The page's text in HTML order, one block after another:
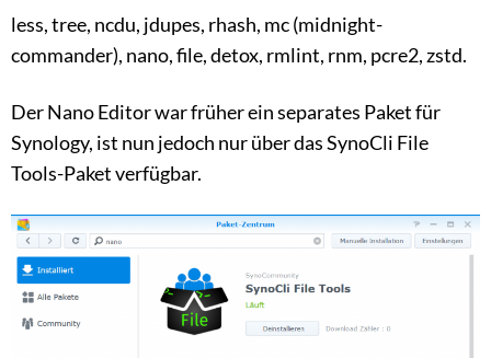
less, tree, ncdu, jdupes, rhash, mc (midnight-
commander), nano, file, detox, rmlint, rnm, pcre2, zstd.
Der Nano Editor war früher ein separates Paket für
Synology, ist nun jedoch nur über das SynoCli File
Tools-Paket verfügbar.